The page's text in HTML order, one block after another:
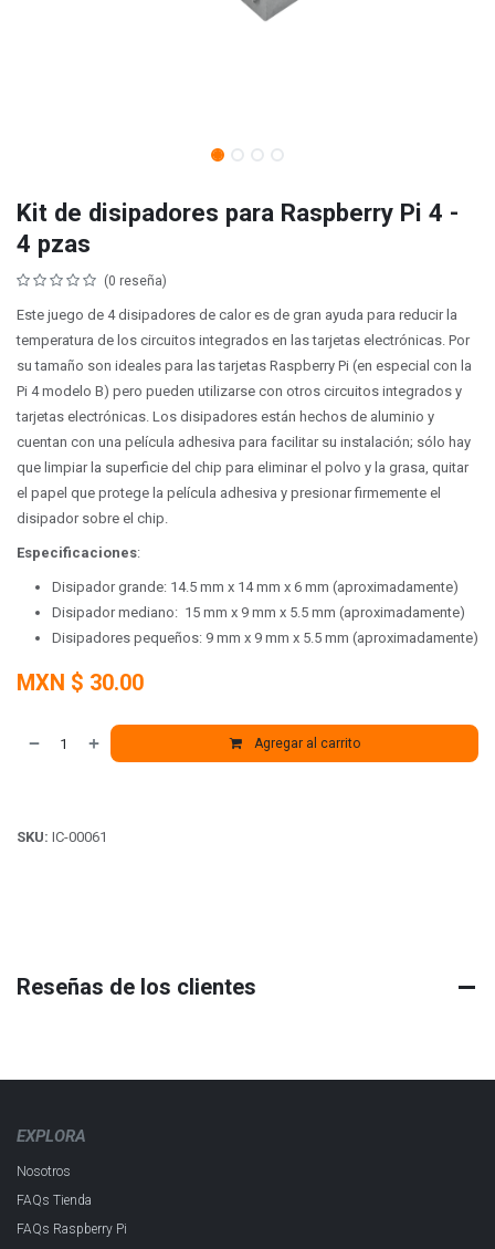
Kit de disipadores para Raspberry Pi 4 -
4 pzas
(0 reseña)
Este juego de 4 disipadores de calor es de gran ayuda para reducir la
temperatura de los circuitos integrados en las tarjetas electrónicas. Por
su tamaño son ideales para las tarjetas Raspberry Pi (en especial con la
Pi 4 modelo B) pero pueden utilizarse con otros circuitos integrados y
tarjetas electrónicas. Los disipadores están hechos de aluminio y
cuentan con una película adhesiva para facilitar su instalación; sólo hay
que limpiar la superficie del chip para eliminar el polvo y la grasa, quitar
el papel que protege la película adhesiva y presionar firmemente el
disipador sobre el chip.
Especificaciones:
Disipador grande: 14.5 mm x 14 mm x 6 mm (aproximadamente)
Disipador mediano: 15 mm x 9 mm x 5.5 mm (aproximadamente)
Disipadores pequeños: 9 mm x 9 mm x 5.5 mm (aproximadamente)
MXN $ 30.00
Agregar al carrito
SKU: IC-00061
Reseñas de los clientes
EXPLORA
Nosotros
FAQs Tienda
FAQs Raspberry Pi